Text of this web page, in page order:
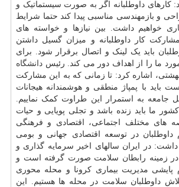
کارهای داوطلبانه اگر به صورت سیستماتیک و
و بازمهندسی مناسبی پیدا کند حتما شرایط
خواهیم داشت. بین نیازها و خواسته های
کار داوطلبانه و میزان گسیل داشتن
باید یک لینک و اتصال برقرار شود. برای
مورد ما را از اهداف دور می کند. رئیس دانشگاه
اشاره کرد: تا زمانی که به این مشارکت
باید با پمپاژ منطقی و هوشمندانه هیجانات
جامعه به استمرار این طراوت کمک نماییم.
کشور ما باید زنده باشد و تجلی پویایی و حیات
های مختلف اجتماعی، اقتصادی و فرهنگی
داوطلبان در توسعه اقتصادی جهانی و بومی
داشت: در ایران سالهای اخیر سرمایه گذاری و
زمینه رابطان سلامت صورت گرفته است و
پایشی مدیریت بیماری کرونا و محله محوری
داوطلبان سلامت در محله ها هستیم. این